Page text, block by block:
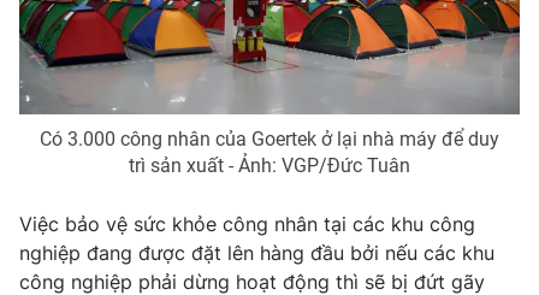
Cơ quan báo chí:Thời báo VTV
Giấy phép hoạt động báo in và báo điện tử số 483/GP-BTTTT
cấp ngày 29/12/2023
Tổng Biên tập:Vũ Thanh Thủy
Phó Tổng Biên tập:Nguyễn Thị Mỹ Hạnh, Phạm Quốc Thắng,
Nguyễn Trọng Ninh
Ðiện thoại Thời báo VTV:
024.66 897 897
Email:
toasoan@vtv.vn
Có 3.000 công nhân của Goertek ở lại nhà máy để duy
trì sản xuất - Ảnh: VGP/Đức Tuân
Việc bảo vệ sức khỏe công nhân tại các khu công
nghiệp đang được đặt lên hàng đầu bởi nếu các khu
công nghiệp phải dừng hoạt động thì sẽ bị đứt gãy